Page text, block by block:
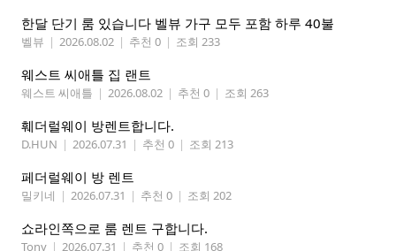
한달 단기 룸 있습니다 벨뷰 가구 모두 포함 하루 40불
벨뷰 | 2026.08.02 | 추천 0 | 조회 233
웨스트 씨애틀 집 랜트
웨스트 씨애틀 | 2026.08.02 | 추천 0 | 조회 263
훼더럴웨이 방렌트합니다.
D.HUN | 2026.07.31 | 추천 0 | 조회 213
페더럴웨이 방 렌트
밀키네 | 2026.07.31 | 추천 0 | 조회 202
쇼라인쪽으로 룸 렌트 구합니다.
Tony | 2026.07.31 | 추천 0 | 조회 168